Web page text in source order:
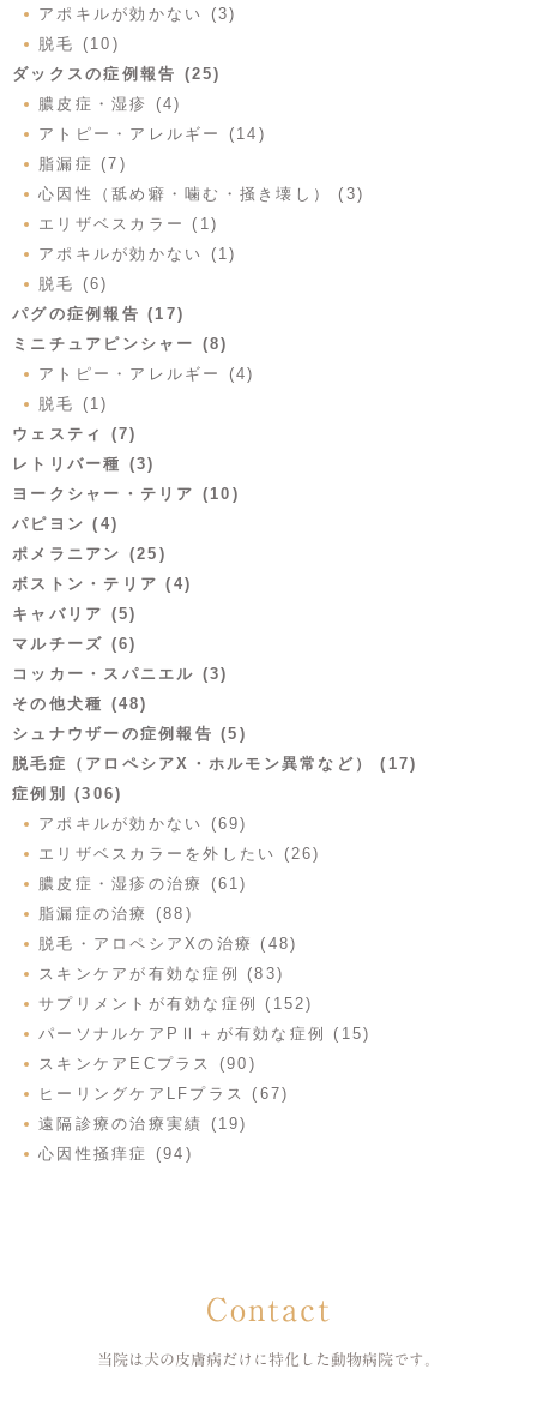
アポキルが効かない (3)
脱毛 (10)
ダックスの症例報告 (25)
膿皮症・湿疹 (4)
アトピー・アレルギー (14)
脂漏症 (7)
心因性（舐め癖・噛む・掻き壊し） (3)
エリザベスカラー (1)
アポキルが効かない (1)
脱毛 (6)
パグの症例報告 (17)
ミニチュアピンシャー (8)
アトピー・アレルギー (4)
脱毛 (1)
ウェスティ (7)
レトリバー種 (3)
ヨークシャー・テリア (10)
パピヨン (4)
ポメラニアン (25)
ボストン・テリア (4)
キャバリア (5)
マルチーズ (6)
コッカー・スパニエル (3)
その他犬種 (48)
シュナウザーの症例報告 (5)
脱毛症（アロペシアX・ホルモン異常など） (17)
症例別 (306)
アポキルが効かない (69)
エリザベスカラーを外したい (26)
膿皮症・湿疹の治療 (61)
脂漏症の治療 (88)
脱毛・アロペシアXの治療 (48)
スキンケアが有効な症例 (83)
サプリメントが有効な症例 (152)
パーソナルケアPⅡ＋が有効な症例 (15)
スキンケアECプラス (90)
ヒーリングケアLFプラス (67)
遠隔診療の治療実績 (19)
心因性掻痒症 (94)
Contact
当院は犬の皮膚病だけに特化した 動物病院です。